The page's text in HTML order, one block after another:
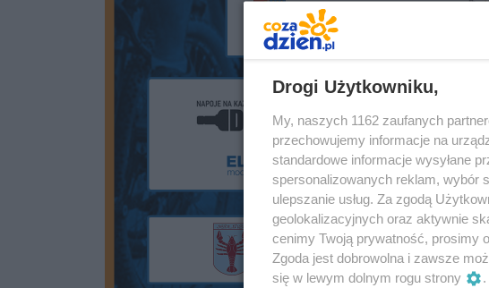
Drogi Użytkowniku,
My, naszych 1162 zaufanych
przechowujemy informacje na
standardowe informacje wysyłane
spersonalizowanych reklam, wybór
ulepszanie usług. Za zgodą
geolokalizacyjnych oraz aktywnie
cenimy Twoją prywatność, prosimy
Zgoda jest dobrowolna i zawsze
się w lewym dolnym rogu strony